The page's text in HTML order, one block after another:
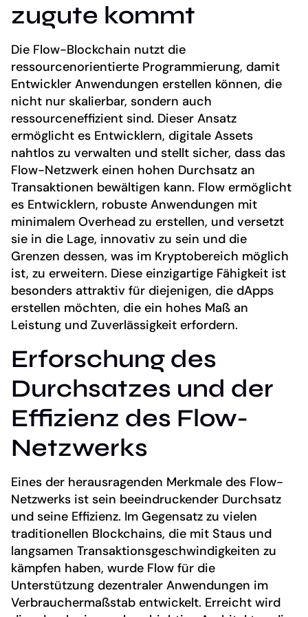
zugute kommt
Die Flow-Blockchain nutzt die
ressourcenorientierte Programmierung, damit
Entwickler Anwendungen erstellen können, die
nicht nur skalierbar, sondern auch
ressourceneffizient sind. Dieser Ansatz
ermöglicht es Entwicklern, digitale Assets
nahtlos zu verwalten und stellt sicher, dass das
Flow-Netzwerk einen hohen Durchsatz an
Transaktionen bewältigen kann. Flow ermöglicht
es Entwicklern, robuste Anwendungen mit
minimalem Overhead zu erstellen, und versetzt
sie in die Lage, innovativ zu sein und die
Grenzen dessen, was im Kryptobereich möglich
ist, zu erweitern. Diese einzigartige Fähigkeit ist
besonders attraktiv für diejenigen, die dApps
erstellen möchten, die ein hohes Maß an
Leistung und Zuverlässigkeit erfordern.
Erforschung des
Durchsatzes und der
Effizienz des Flow-
Netzwerks
Eines der herausragenden Merkmale des Flow-
Netzwerks ist sein beeindruckender Durchsatz
und seine Effizienz. Im Gegensatz zu vielen
traditionellen Blockchains, die mit Staus und
langsamen Transaktionsgeschwindigkeiten zu
kämpfen haben, wurde Flow für die
Unterstützung dezentraler Anwendungen im
Verbrauchermaßstab entwickelt. Erreicht wird